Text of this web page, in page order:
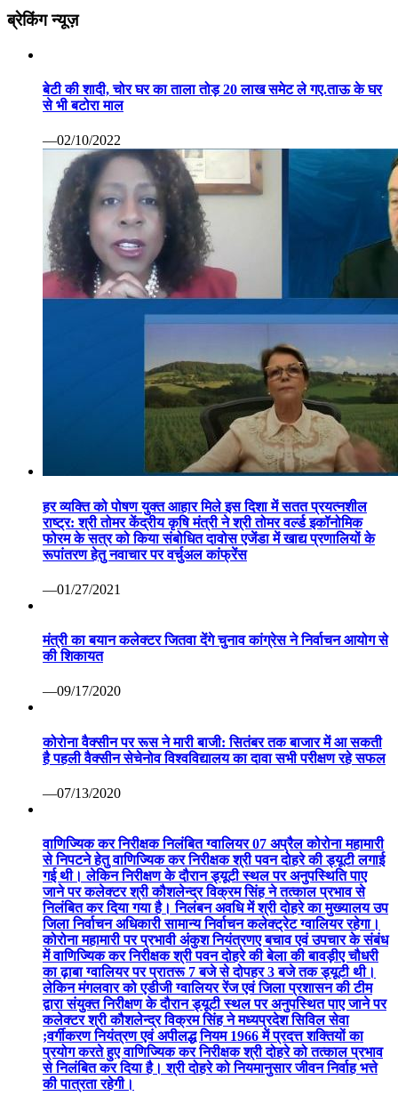
ब्रेकिंग न्यूज़
बेटी की शादी, चोर घर का ताला तोड़ 20 लाख समेट ले गए.ताऊ के घर
से भी बटोरा माल
—02/10/2022
हर व्यक्ति को पोषण युक्त आहार मिले इस दिशा में सतत प्रयत्नशील
राष्ट्र: श्री तोमर केंद्रीय कृषि मंत्री ने श्री तोमर वर्ल्ड इकॉनोमिक
फोरम के सत्र को किया संबोधित दावोस एजेंडा में खाद्य प्रणालियों के
रूपांतरण हेतु नवाचार पर वर्चुअल कांफ्रेंस
—01/27/2021
मंत्री का बयान कलेक्टर जितवा देंगे चुनाव कांग्रेस ने निर्वाचन आयोग से
की शिकायत
—09/17/2020
कोरोना वैक्सीन पर रूस ने मारी बाजी: सितंबर तक बाजार में आ सकती
है पहली वैक्सीन सेचेनोव विश्वविद्यालय का दावा सभी परीक्षण रहे सफल
—07/13/2020
वाणिज्यिक कर निरीक्षक निलंबित ग्वालियर 07 अप्रैल कोरोना महामारी
से निपटने हेतु वाणिज्यिक कर निरीक्षक श्री पवन दोहरे की ड्यूटी लगाई
गई थी। लेकिन निरीक्षण के दौरान ड्यूटी स्थल पर अनुपस्थिति पाए
जाने पर कलेक्टर श्री कौशलेन्द्र विक्रम सिंह ने तत्काल प्रभाव से
निलंबित कर दिया गया है। निलंबन अवधि में श्री दोहरे का मुख्यालय उप
जिला निर्वाचन अधिकारी सामान्य निर्वाचन कलेक्ट्रेट ग्वालियर रहेगा।
कोरोना महामारी पर प्रभावी अंकुश नियंत्रणए बचाव एवं उपचार के संबंध
में वाणिज्यिक कर निरीक्षक श्री पवन दोहरे की बेला की बावड़ीए चौधरी
का ढ़ाबा ग्वालियर पर प्रातरू 7 बजे से दोपहर 3 बजे तक ड्यूटी थी।
लेकिन मंगलवार को एडीजी ग्वालियर रेंज एवं जिला प्रशासन की टीम
द्वारा संयुक्त निरीक्षण के दौरान ड्यूटी स्थल पर अनुपस्थित पाए जाने पर
कलेक्टर श्री कौशलेन्द्र विक्रम सिंह ने मध्यप्रदेश सिविल सेवा
;वर्गीकरण नियंत्रण एवं अपीलद्ध नियम 1966 में प्रदत्त शक्तियों का
प्रयोग करते हुए वाणिज्यिक कर निरीक्षक श्री दोहरे को तत्काल प्रभाव
से निलंबित कर दिया है। श्री दोहरे को नियमानुसार जीवन निर्वाह भत्ते
की पात्रता रहेगी।